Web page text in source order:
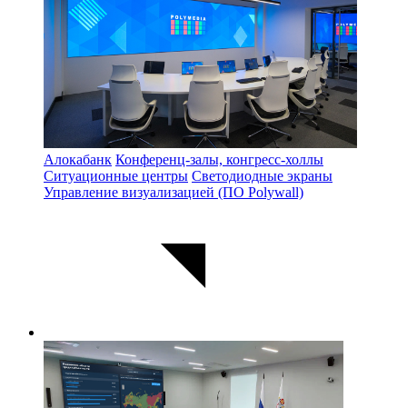
Алокабанк Конференц-залы, конгресс-холлы
Ситуационные центры Светодиодные экраны
Управление визуализацией (ПО Polywall)